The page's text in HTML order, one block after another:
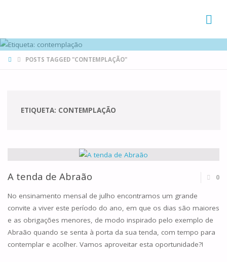
HOMEPOSTS TAGGED "CONTEMPLAÇÃO"
ETIQUETA: CONTEMPLAÇÃO
A tenda de Abraão 0
No ensinamento mensal de julho encontramos um grande
convite a viver este período do ano, em que os dias são maiores
e as obrigações menores, de modo inspirado pelo exemplo de
Abraão quando se senta à porta da sua tenda, com tempo para
contemplar e acolher. Vamos aproveitar esta oportunidade?!